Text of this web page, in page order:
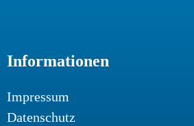
Informationen
Impressum
Datenschutz